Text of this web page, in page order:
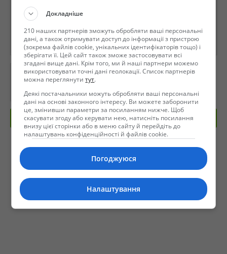
Отправить сообщение
Докладніше
210 наших партнерів зможуть обробляти ваші персональні
дані, а також отримувати доступ до інформації з пристрою
(зокрема файлів cookie, унікальних ідентифікаторів тощо) і
зберігати її. Цей сайт також зможе застосовувати всі
згадані вище дані. Крім того, ми й наші партнери можемо
використовувати точні дані геолокації. Список партнерів
можна переглянутитут.
Деякі постачальники можуть обробляти ваші персональні
дані на основі законного інтересу. Ви можете заборонити
це, змінивши параметри за посиланням нижче. Щоб
скасувати згоду або керувати нею, натисніть посилання
внизу цієї сторінки або в меню сайту й перейдіть до
налаштувань конфіденційності й файлів cookie.
Погоджуюся
Налаштування